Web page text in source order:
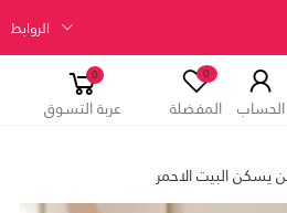
الروابط
الحساب
0
المفضلة
0
عربة التسوق